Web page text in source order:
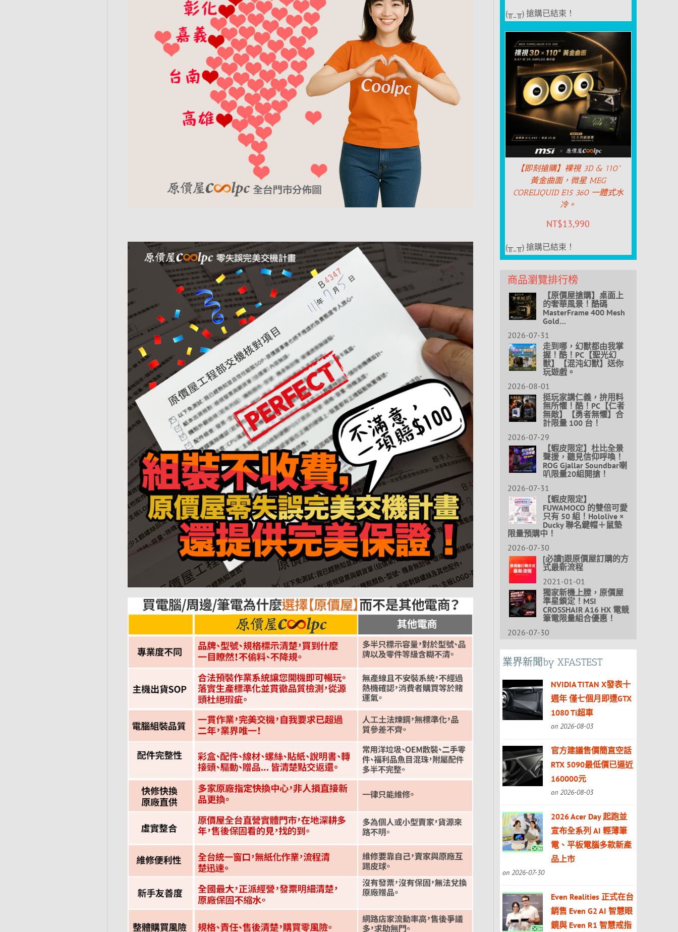
(╥_╥) 搶購已結束！
【即刻搶購】裸視 3D & 110°
黃金曲面，微星 MEG
CORELIQUID E15 360 一體式水
冷。
NT$13,990
(╥_╥) 搶購已結束！
商品瀏覽排行榜
【原價屋搶購】桌面上
的奢華風景！酷碼
MasterFrame 400 Mesh
Gold…
2026-07-31
走到哪，幻獸都由我掌
握！酷！PC【聖光幻
獸】【混沌幻獸】送你
玩遊戲。
2026-08-01
挺玩家講仁義，拚用料
無所懼！酷！PC【仁者
無敵】【勇者無懼】合
計限量 100 台！
2026-07-29
【蝦皮限定】杜比全景
聲援，聽見信仰呼喚！
ROG Gjallar Soundbar喇
叭限量20組開搶！
2026-07-31
【蝦皮限定】
FUWAMOCO 的雙倍可愛
只有 50 組！Hololive ×
Ducky 聯名鍵帽＋鼠墊
限量預購中！
2026-07-30
[必讀]跟原價屋訂購的方
式最新流程
2021-01-01
獨家新機上膛，原價屋
準星鎖定！MSI
CROSSHAIR A16 HX 電競
筆電限量組合優惠！
2026-07-30
業界新聞by XFASTEST
NVIDIA TITAN X發表十
週年 僅七個月即遭GTX
1080 Ti超車
on 2026-08-03
官方建議售價簡直空話
RTX 5090最低價已逼近
160000元
on 2026-08-03
2026 Acer Day 起跑並
宣布全系列 AI 輕薄筆
電、平板電腦多款新產
品上市
on 2026-07-30
Even Realities 正式在台
銷售 Even G2 AI 智慧眼
鏡與 Even R1 智慧戒指